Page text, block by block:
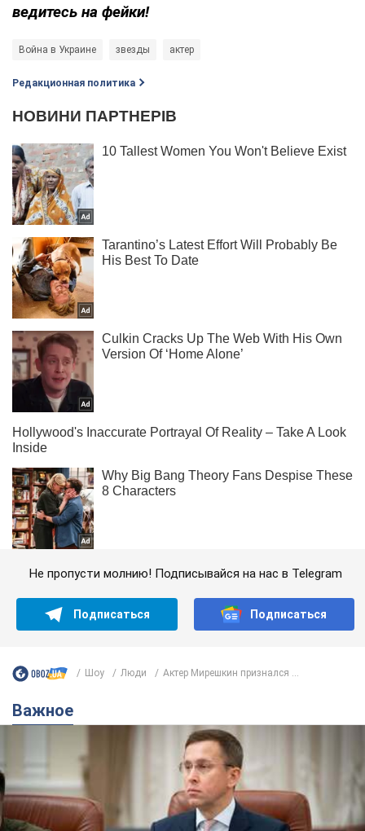
ведитесь на фейки!
Война в Украине звезды актер
Редакционная политика
Не пропусти молнию! Подписывайся на нас в Telegram
Подписаться Подписаться
Шоу Люди Актер Мирешкин признался ...
Важное